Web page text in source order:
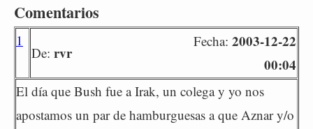
Comentarios
1
De: rvr
Fecha: 2003-12-22
00:04
El día que Bush fue a Irak, un colega y yo nos
apostamos un par de hamburguesas a que Aznar y/o